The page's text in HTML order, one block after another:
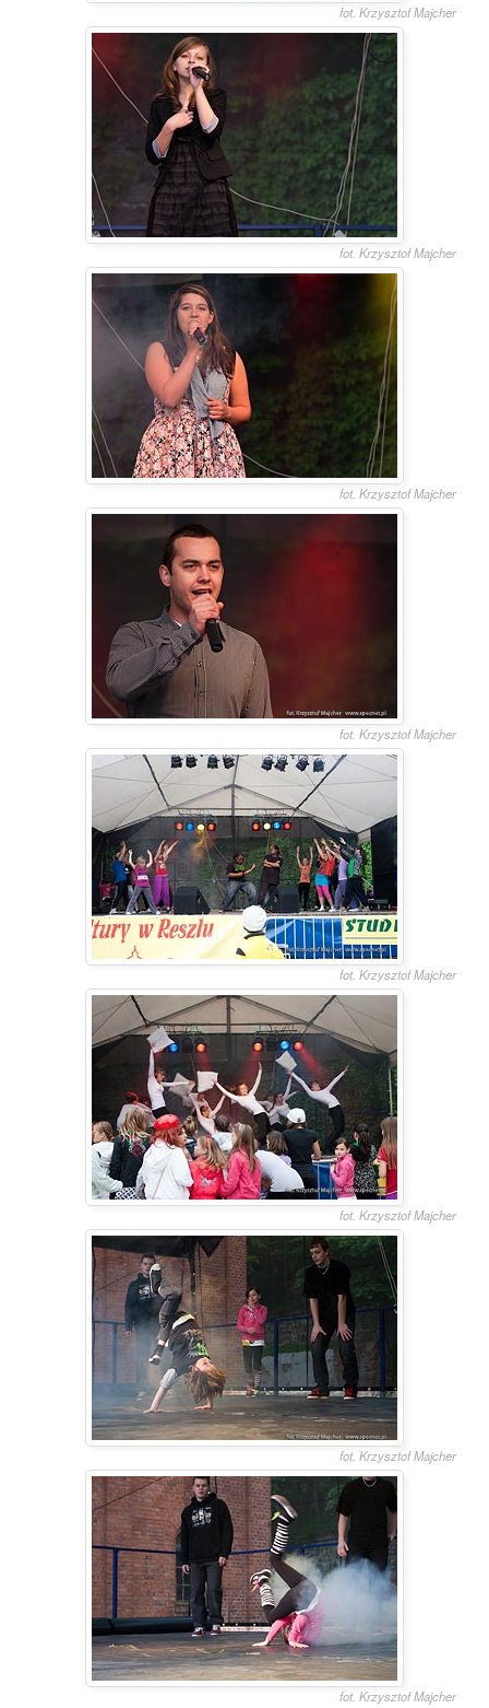
fot. Krzysztof Majcher
fot. Krzysztof Majcher
fot. Krzysztof Majcher
fot. Krzysztof Majcher
fot. Krzysztof Majcher
fot. Krzysztof Majcher
fot. Krzysztof Majcher
fot. Krzysztof Majcher